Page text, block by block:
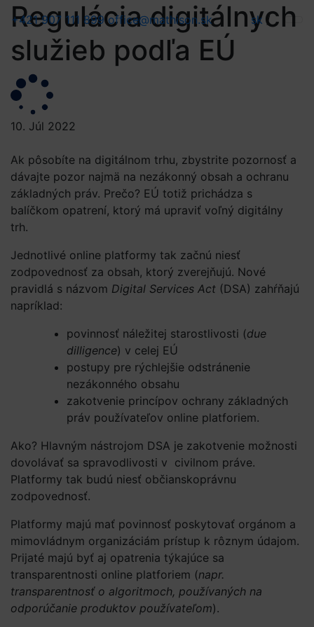
+421 907 111 899 office@mathison.sk sk /
Regulácia digitálnych
služieb podľa EÚ
10. Júl 2022
Ak pôsobíte na digitálnom trhu, zbystrite pozornosť a
dávajte pozor najmä na nezákonný obsah a ochranu
základných práv. Prečo? EÚ totiž prichádza s
balíčkom opatrení, ktorý má upraviť voľný digitálny
trh.
Jednotlivé online platformy tak začnú niesť
zodpovednosť za obsah, ktorý zverejňujú. Nové
pravidlá s názvom Digital Services Act (DSA) zahŕňajú
napríklad:
povinnosť náležitej starostlivosti (due
dilligence) v celej EÚ
postupy pre rýchlejšie odstránenie
nezákonného obsahu
zakotvenie princípov ochrany základných
práv používateľov online platforiem.
Ako? Hlavným nástrojom DSA je zakotvenie možnosti
dovolávať sa spravodlivosti v civilnom práve.
Platformy tak budú niesť občianskoprávnu
zodpovednosť.
Platformy majú mať povinnosť poskytovať orgánom a
mimovládnym organizáciám prístup k rôznym údajom.
Prijaté majú byť aj opatrenia týkajúce sa
transparentnosti online platforiem (napr.
transparentnosť o algoritmoch, používaných na
odporúčanie produktov používateľom).